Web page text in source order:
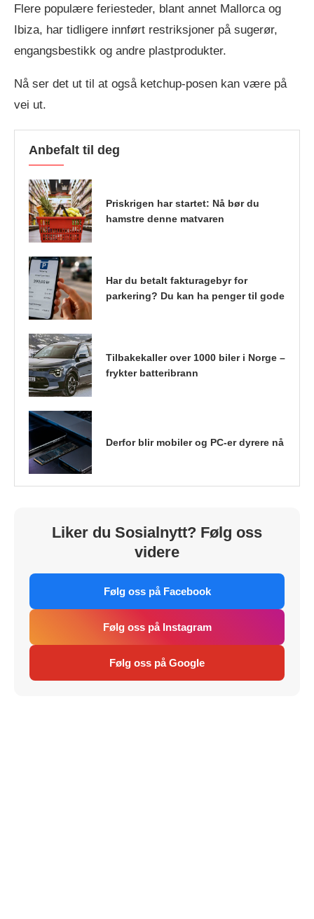
Flere populære feriesteder, blant annet Mallorca og
Ibiza, har tidligere innført restriksjoner på sugerør,
engangsbestikk og andre plastprodukter.
Nå ser det ut til at også ketchup-posen kan være på
vei ut.
Anbefalt til deg
Priskrigen har startet: Nå bør du
hamstre denne matvaren
Har du betalt fakturagebyr for
parkering? Du kan ha penger til gode
Tilbakekaller over 1000 biler i Norge –
frykter batteribrann
Derfor blir mobiler og PC-er dyrere nå
Liker du Sosialnytt? Følg oss
videre
Følg oss på Facebook
Følg oss på Instagram
Følg oss på Google